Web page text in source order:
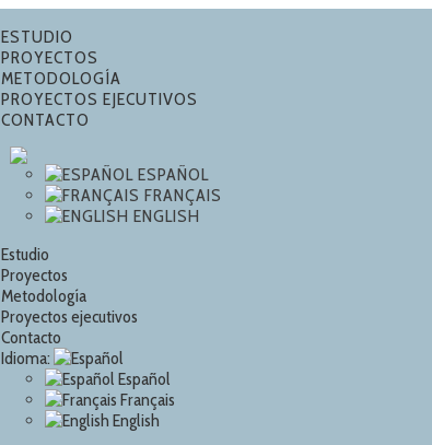
ESTUDIO
PROYECTOS
METODOLOGÍA
PROYECTOS EJECUTIVOS
CONTACTO
ESPAÑOL
FRANÇAIS
ENGLISH
Estudio
Proyectos
Metodología
Proyectos ejecutivos
Contacto
Idioma:
Español
Français
English